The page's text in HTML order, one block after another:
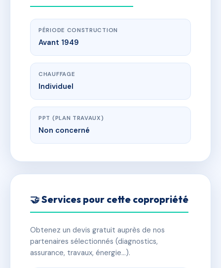
PÉRIODE CONSTRUCTION
Avant 1949
CHAUFFAGE
Individuel
PPT (PLAN TRAVAUX)
Non concerné
🤝 Services pour cette copropriété
Obtenez un devis gratuit auprès de nos
partenaires sélectionnés (diagnostics,
assurance, travaux, énergie…).